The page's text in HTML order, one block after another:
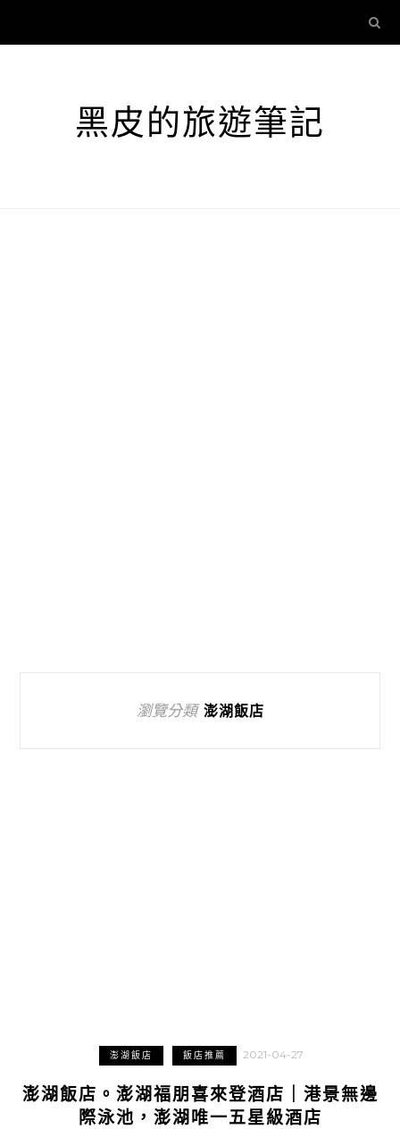
黑皮的旅遊筆記
瀏覽分類 澎湖飯店
澎湖飯店 飯店推薦 2021-04-27
澎湖飯店。澎湖福朋喜來登酒店｜港景無邊
際泳池，澎湖唯一五星級酒店